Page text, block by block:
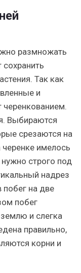
размножать
сохранить
Так как
и
Выбираются
срезаются на
имелось
строго под
надрез
побег на две
побег
и слегка
правильно,
корни и